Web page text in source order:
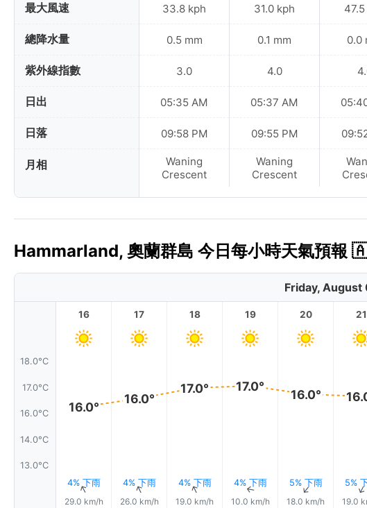
最大風速
總降水量
紫外線指數
日出
日落
月相
33.8 kph
0.5 mm
3.0
05:35 AM
09:58 PM
Waning
Crescent
31.0 kph
0.1 mm
4.0
05:37 AM
09:55 PM
Waning
Crescent
0.0
Hammarland, 奧蘭群島 今日每小時天氣預報
Friday, August
18.0°C
17.0°C
16.0°C
14.0°C
13.0°C
16
16.0°
4% 下雨
↑
29.0 km/h
17
16.0°
4% 下雨
↑
26.0 km/h
18
17.0°
4% 下雨
↑
19.0 km/h
19
17.0°
4% 下雨
↑
10.0 km/h
20
16.0°
5% 下雨
↑
18.0 km/h
21
5%↑
19.0